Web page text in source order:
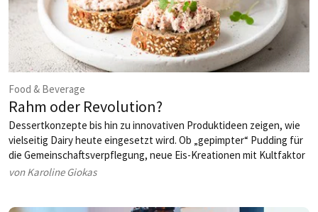
Food & Beverage
Rahm oder Revolution?
Dessertkonzepte bis hin zu innovativen Produktideen zeigen, wie
vielseitig Dairy heute eingesetzt wird. Ob „gepimpter“ Pudding für
die Gemeinschaftsverpflegung, neue Eis-Kreationen mit Kultfaktor
oder spannende Impulse rund um pflanzliche Alternativen: Das
von Karoline Giokas